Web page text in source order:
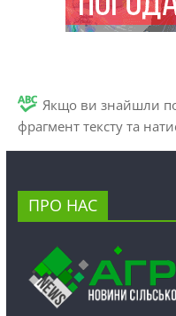
Якщо ви знайшли
фрагмент тексту та
ПРО НАС